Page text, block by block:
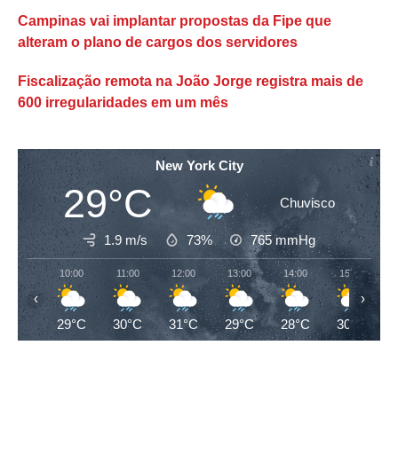
Campinas vai implantar propostas da Fipe que
alteram o plano de cargos dos servidores
Fiscalização remota na João Jorge registra mais de
600 irregularidades em um mês
New York City
29°C Chuvisco
1.9 m/s 73% 765mmHg
10:00
29°C
11:00
30°C
12:00
31°C
13:00
29°C
14:00
28°C
15:00
30°C
‹ ›